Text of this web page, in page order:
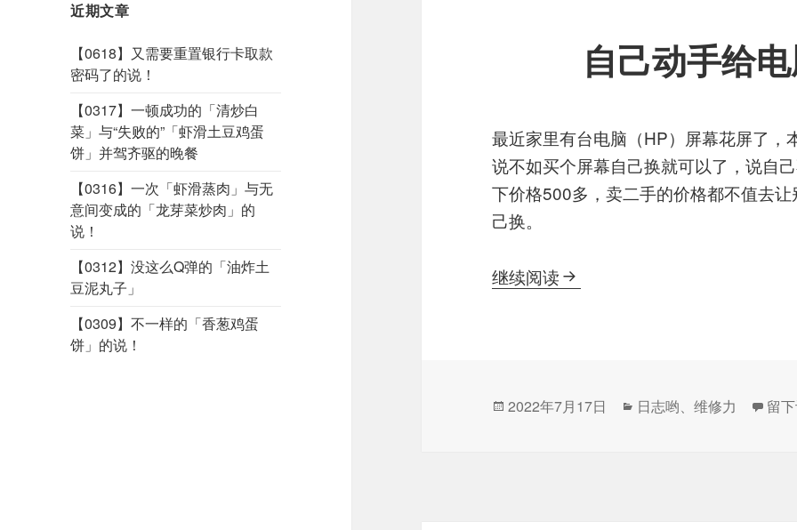
近期文章
【0618】又需要重置银行卡取款
密码了的说！
【0317】一顿成功的「清炒白
菜」与“失败的”「虾滑土豆鸡蛋
饼」并驾齐驱的晚餐
【0316】一次「虾滑蒸肉」与无
意间变成的「龙芽菜炒肉」的
说！
【0312】没这么Q弹的「油炸土
豆泥丸子」
【0309】不一样的「香葱鸡蛋
饼」的说！
自己动手给
最近家里有台电脑（HP）屏幕花屏了，
说不如买个屏幕自己换就可以了，说自
下价格500多，卖二手的价格都不值去
己换。
继续阅读自己动手给电脑换屏幕。
发
2022年7月17日
分
日志哟、维修力 于
留